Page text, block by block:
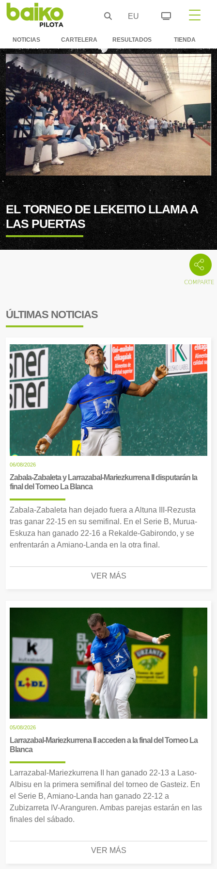
EU
NOTICIAS CARTELERA RESULTADOS TIENDA
EL TORNEO DE LEKEITIO LLAMA A
LAS PUERTAS
ÚLTIMAS NOTICIAS
06/08/2026
Zabala-Zabaleta y Larrazabal-Mariezkurrena II disputarán la
final del Torneo La Blanca
Zabala-Zabaleta han dejado fuera a Altuna III-Rezusta
tras ganar 22-15 en su semifinal. En el Serie B, Murua-
Eskuza han ganado 22-16 a Rekalde-Gabirondo, y se
enfrentarán a Amiano-Landa en la otra final.
VER MÁS
05/08/2026
Larrazabal-Mariezkurrena II acceden a la final del Torneo La
Blanca
Larrazabal-Mariezkurrena II han ganado 22-13 a Laso-
Albisu en la primera semifinal del torneo de Gasteiz. En
el Serie B, Amiano-Landa han ganado 22-12 a
Zubizarreta IV-Aranguren. Ambas parejas estarán en las
finales del sábado.
VER MÁS